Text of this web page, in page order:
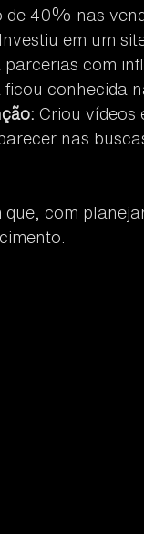
40% nas
Investiu em um
parcerias com
conhecida
Criou vídeos
nas
que, com